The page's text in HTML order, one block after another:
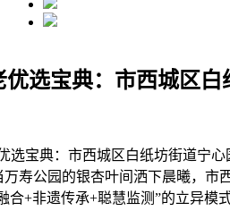
优选宝典：市西城区白
宝典：市西城区白纸坊街道宁心
寿公园的银杏叶间洒下晨曦，市
合+非遗传承+聪慧监测”的立异模